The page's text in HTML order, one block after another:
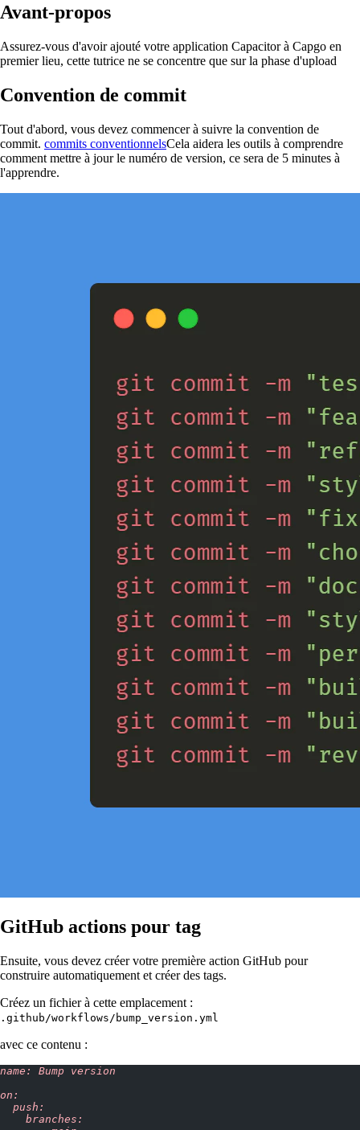
Avant-propos
Assurez-vous d'avoir ajouté votre application Capacitor à Capgo en
premier lieu, cette tutrice ne se concentre que sur la phase d'upload
Convention de commit
Tout d'abord, vous devez commencer à suivre la convention de
commit. commits conventionnelsCela aidera les outils à comprendre
comment mettre à jour le numéro de version, ce sera de 5 minutes à
l'apprendre.
GitHub actions pour tag
Ensuite, vous devez créer votre première action GitHub pour
construire automatiquement et créer des tags.
Créez un fichier à cette emplacement :
.github/workflows/bump_version.yml
avec ce contenu :
name: Bump version
on:
  push:
    branches: